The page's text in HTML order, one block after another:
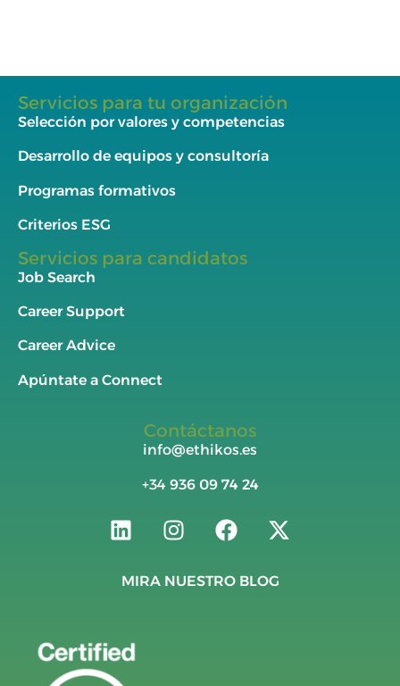
Servicios para tu organización
Selección por valores y competencias
Desarrollo de equipos y consultoría
Programas formativos
Criterios ESG
Servicios para candidatos
Job Search
Career Support
Career Advice
Apúntate a Connect
Contáctanos
info@ethikos.es
+34 936 09 74 24
MIRA NUESTRO BLOG